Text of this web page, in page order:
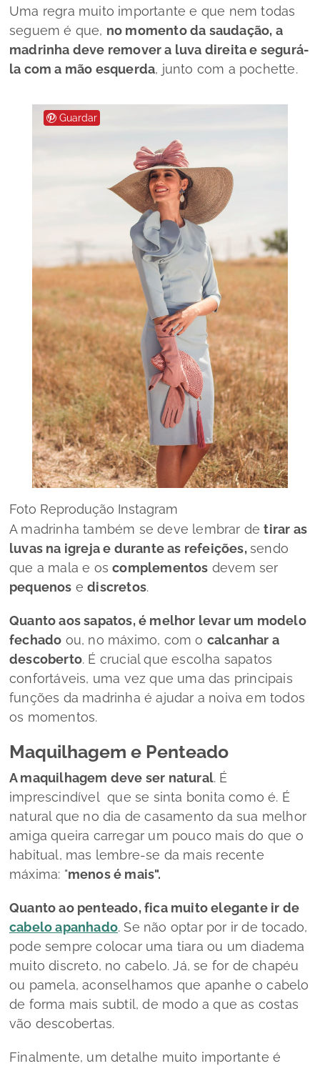
Uma regra muito importante e que nem todas
seguem é que, no momento da saudação, a
madrinha deve remover a luva direita e segurá-
la com a mão esquerda, junto com a pochette.
Guardar
Foto Reprodução Instagram
A madrinha também se deve lembrar detirar as
luvas na igreja e durante as refeições,sendo
que a mala e oscomplementos devem ser
pequenos ediscretos.
Quanto aos sapatos, é melhor levar um modelo
fechado ou, no máximo, com o calcanhar a
descoberto. É crucial que escolha sapatos
confortáveis, uma vez que uma das principais
funções da madrinha é ajudar a noiva em todos
os momentos.
Maquilhagem e Penteado
A maquilhagem deve ser natural. É
imprescindível que se sinta bonita como é. É
natural que no dia de casamento da sua melhor
amiga queira carregar um pouco mais do que o
habitual, mas lembre-se da mais recente
máxima: "menos é mais".
Quanto ao penteado, fica muito elegante ir de
cabelo apanhado. Se não optar por ir de tocado,
pode sempre colocar uma tiara ou um diadema
muito discreto, no cabelo. Já, se for de chapéu
ou pamela, aconselhamos que apanhe o cabelo
de forma mais subtil, de modo a que as costas
vão descobertas.
Finalmente, um detalhe muito importante é